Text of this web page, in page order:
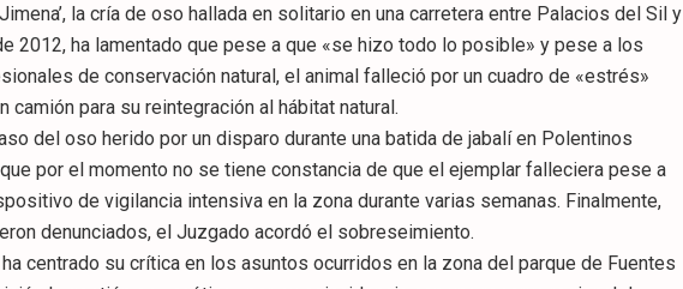
la cría de oso hallada en solitario en una carretera entre Palacios del Sil y
2012, ha lamentado que pese a que «se hizo todo lo posible» y pese a los
de conservación natural, el animal falleció por un cuadro de «estrés»
camión para su reintegración al hábitat natural.
del oso herido por un disparo durante una batida de jabalí en Polentinos
por el momento no se tiene constancia de que el ejemplar falleciera pese a
de vigilancia intensiva en la zona durante varias semanas. Finalmente,
denunciados, el Juzgado acordó el sobreseimiento.
centrado su crítica en los asuntos ocurridos en la zona del parque de Fuentes